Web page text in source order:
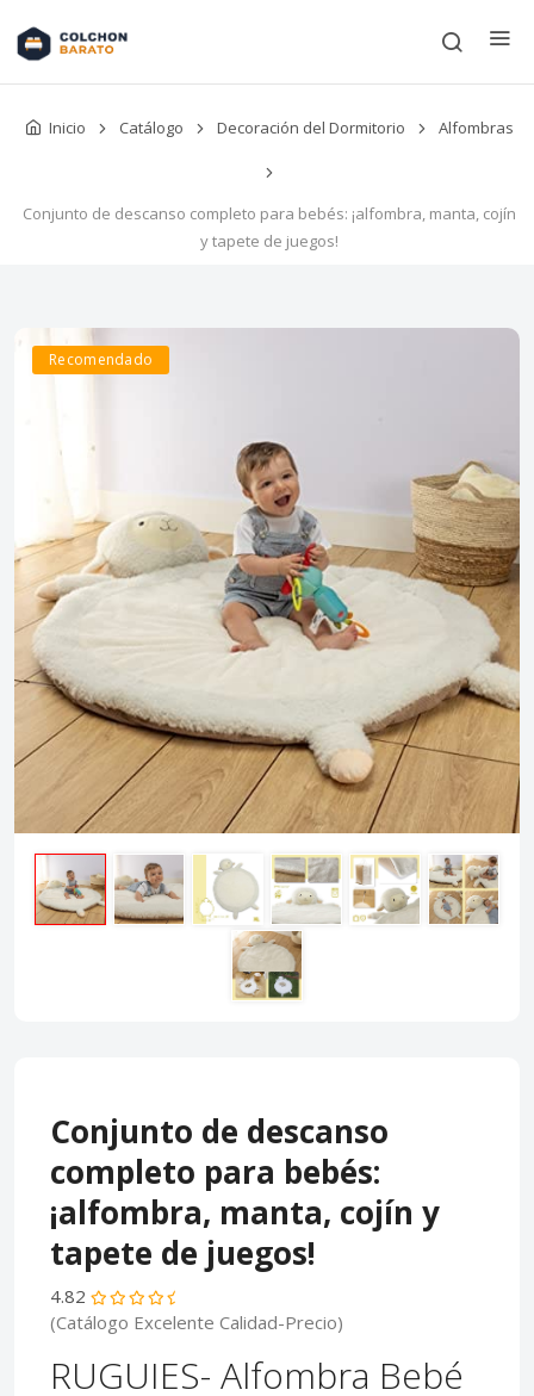
Inicio Catálogo Decoración del Dormitorio Alfombras
Conjunto de descanso completo para bebés: ¡alfombra, manta, cojín
y tapete de juegos!
Recomendado
Conjunto de descanso
completo para bebés:
¡alfombra, manta, cojín y
tapete de juegos!
4.82
(Catálogo Excelente Calidad-Precio)
RUGUIES- Alfombra Bebé